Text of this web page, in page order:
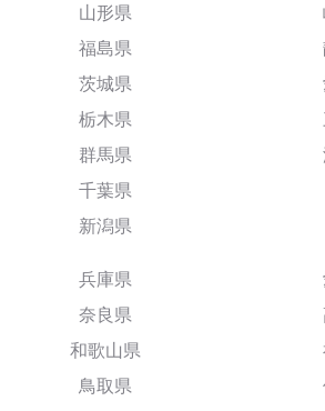
山形県
福島県
茨城県
栃木県
群馬県
千葉県
新潟県
兵庫県
奈良県
和歌山県
鳥取県